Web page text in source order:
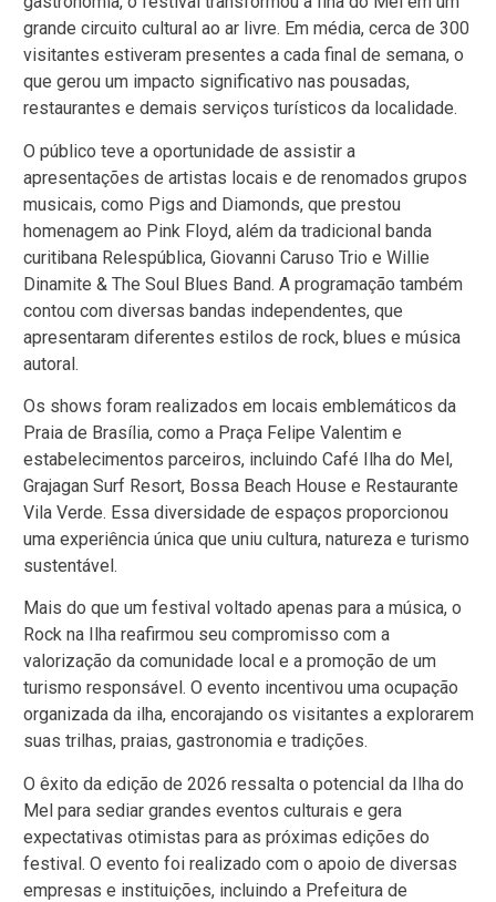
grande circuito cultural ao ar livre. Em média, cerca de 300
visitantes estiveram presentes a cada final de semana, o
que gerou um impacto significativo nas pousadas,
restaurantes e demais serviços turísticos da localidade.
O público teve a oportunidade de assistir a
apresentações de artistas locais e de renomados grupos
musicais, como Pigs and Diamonds, que prestou
homenagem ao Pink Floyd, além da tradicional banda
curitibana Relespública, Giovanni Caruso Trio e Willie
Dinamite & The Soul Blues Band. A programação também
contou com diversas bandas independentes, que
apresentaram diferentes estilos de rock, blues e música
autoral.
Os shows foram realizados em locais emblemáticos da
Praia de Brasília, como a Praça Felipe Valentim e
estabelecimentos parceiros, incluindo Café Ilha do Mel,
Grajagan Surf Resort, Bossa Beach House e Restaurante
Vila Verde. Essa diversidade de espaços proporcionou
uma experiência única que uniu cultura, natureza e turismo
sustentável.
Mais do que um festival voltado apenas para a música, o
Rock na Ilha reafirmou seu compromisso com a
valorização da comunidade local e a promoção de um
turismo responsável. O evento incentivou uma ocupação
organizada da ilha, encorajando os visitantes a explorarem
suas trilhas, praias, gastronomia e tradições.
O êxito da edição de 2026 ressalta o potencial da Ilha do
Mel para sediar grandes eventos culturais e gera
expectativas otimistas para as próximas edições do
festival. O evento foi realizado com o apoio de diversas
empresas e instituições, incluindo a Prefeitura de